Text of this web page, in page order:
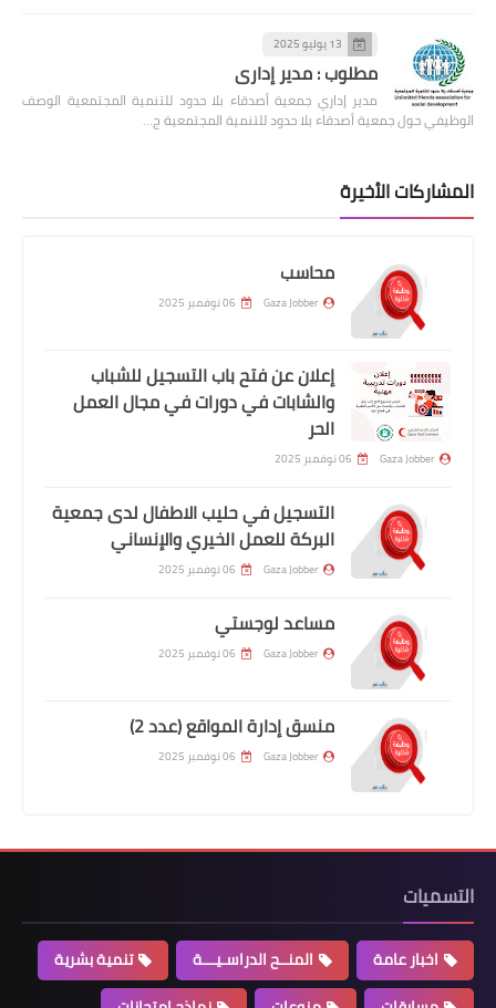
13 يوليو 2025
مطلوب : مدير إداري
مدير إداري جمعية أصدقاء بلا حدود للتنمية المجتمعية الوصف
الوظيفي حول جمعية أصدقاء بلا حدود للتنمية المجتمعية ج…
المشاركات الأخيرة
محاسب
Gaza Jobber 06 نوفمبر 2025
إعلان عن فتح باب التسجيل للشباب
والشابات في دورات في مجال العمل
الحر
Gaza Jobber 06 نوفمبر 2025
التسجيل في حليب الاطفال لدى جمعية
البركة للعمل الخيري والإنساني
Gaza Jobber 06 نوفمبر 2025
مساعد لوجستي
Gaza Jobber 06 نوفمبر 2025
منسق إدارة المواقع (عدد 2)
Gaza Jobber 06 نوفمبر 2025
التسميات
اخبار عامة المنــح الدراسـيـــة
تنمية بشرية